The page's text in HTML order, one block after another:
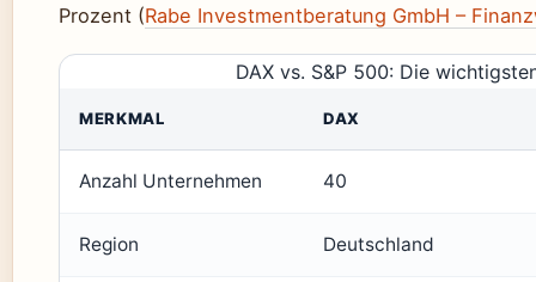
Prozent (Rabe Investmentberatung GmbH –
DAX vs. S&P 500: Die
MERKMAL DAX
Anzahl Unternehmen 40
Region Deutschland